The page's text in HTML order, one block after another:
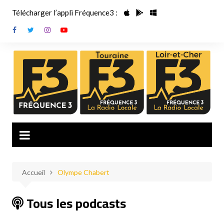
contenu
Télécharger l’appli Fréquence3 :
Accueil Olympe Chabert
Tous les podcasts